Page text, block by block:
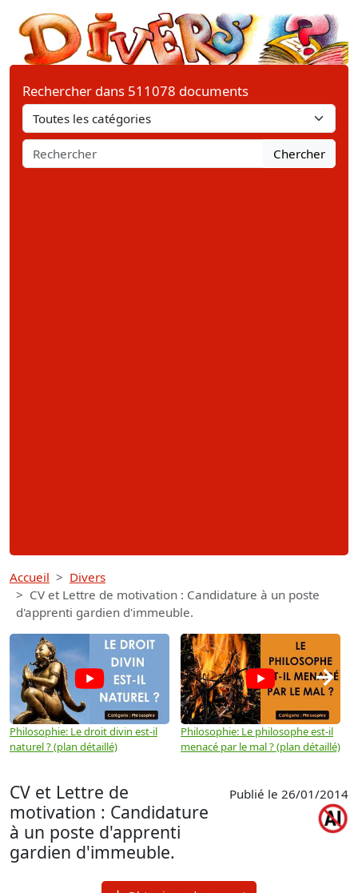
Rechercher dans 511078 documents
Chercher
Accueil
Divers
CV et Lettre de motivation : Candidature à un poste
d'apprenti gardien d'immeuble.
Philosophie: Le droit divin est-il
naturel ? (plan détaillé)
Philosophie: Le philosophe est-il
menacé par le mal ? (plan détaillé)
→
CV et Lettre de
motivation : Candidature
à un poste d'apprenti
gardien d'immeuble.
Publié le 26/01/2014